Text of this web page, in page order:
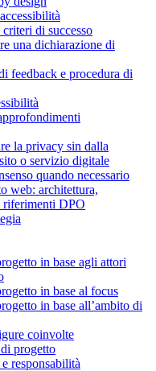
di successo
una dichiarazione di
feedback e procedura di
la privacy sin dalla
o servizio digitale
quando necessario
web: architettura,
DPO
in base agli attori
in base al focus
in base all’ambito di
coinvolte
progetto
responsabilità